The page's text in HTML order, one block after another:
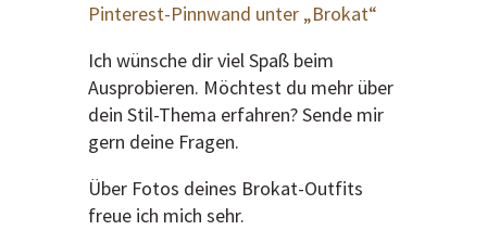
Pinterest-Pinnwand unter „Brokat“
Ich wünsche dir viel Spaß beim
Ausprobieren. Möchtest du mehr über
dein Stil-Thema erfahren? Sende mir
gern deine Fragen.
Über Fotos deines Brokat-Outfits
freue ich mich sehr.